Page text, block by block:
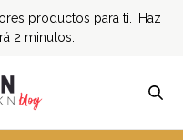
productos para ti. ¡Haz
2 minutos.